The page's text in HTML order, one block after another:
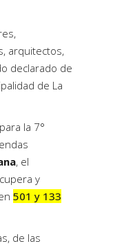
arquitectos,
declarado de
de La
la 7°
, el
y
501 y 133
de las